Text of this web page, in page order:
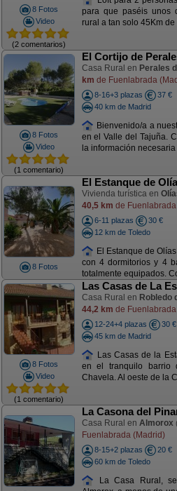
8 Fotos
Video
(2 comentarios)
para que paséis unos
rural a tan solo 45Km de
8 Fotos
Video
(1 comentario)
El Cortijo de
Casa Rural en Perales
km de Fuenlabrada
8-16+3 plazas
37 €
40 km de Madrid
Bienvenido/a a
en el Valle del Tajuña.
la información
8 Fotos
El Estanque de
Vivienda turística en
40,5 km de
6-11 plazas
30 €
12 km de Toledo
El Estanque de
con 4 dormitorios y 4
totalmente equipados.
8 Fotos
Video
(1 comentario)
Las Casas de La
Casa Rural en Robledo
44,2 km de
12-24+4 plazas
30 €
45 km de Madrid
Las Casas de la
en el tranquilo barrio
Chavela. Al oeste de la
La Casona del
Casa Rural en Almorox
Fuenlabrada (Madrid)
8-15+2 plazas
20 €
60 km de Toledo
La Casa Rural,